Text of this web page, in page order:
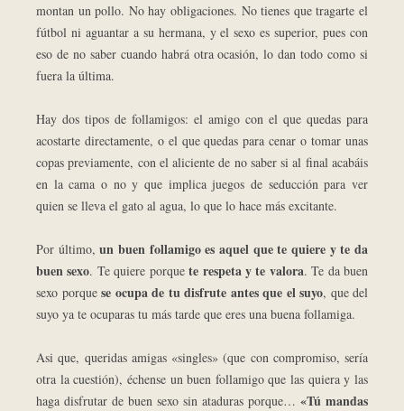
montan un pollo. No hay obligaciones. No tienes que tragarte el
fútbol ni aguantar a su hermana, y el sexo es superior, pues con
eso de no saber cuando habrá otra ocasión, lo dan todo como si
fuera la última.
Hay dos tipos de follamigos: el amigo con el que quedas para
acostarte directamente, o el que quedas para cenar o tomar unas
copas previamente, con el aliciente de no saber si al final acabáis
en la cama o no y que implica juegos de seducción para ver
quien se lleva el gato al agua, lo que lo hace más excitante.
Por último,un buen follamigo es aquel que te quiere y te da
buen sexo. Te quiere porquete respeta y te valora. Te da buen
sexo porque se ocupa de tu disfrute antes que el suyo, que del
suyo ya te ocuparas tu más tarde que eres una buena follamiga.
Asi que, queridas amigas «singles» (que con compromiso, sería
otra la cuestión), échense un buen follamigo que las quiera y las
haga disfrutar de buen sexo sin ataduras porque… «Tú mandas